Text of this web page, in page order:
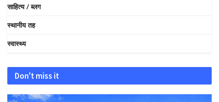
साहित्य / ब्लग
स्थानीय तह
स्वास्थ्य
Don't miss it